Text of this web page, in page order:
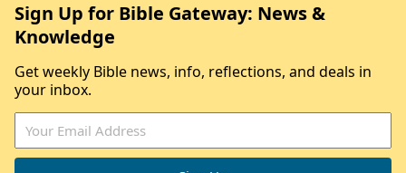
Sign Up for Bible Gateway: News &
Knowledge
Get weekly Bible news, info, reflections, and deals in
your inbox.